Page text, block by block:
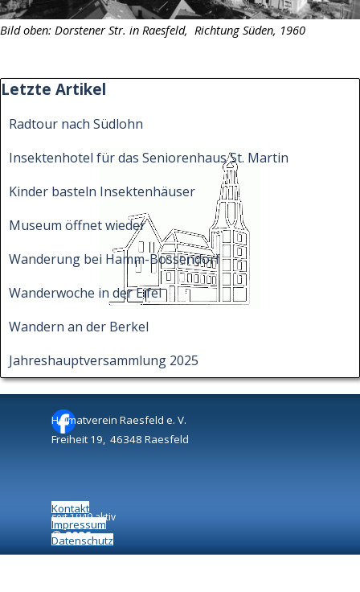
Bild oben: Dorstener Str. in Raesfeld, Richtung Süden, 1960
Block überspringen Letzte Artikel
Letzte Artikel
Radtour nach Südlohn
Insektenhotel für das Seniorenhaus St. Martin
Kinder basteln Insektenhäuser
Museum öffnet wieder
Wanderung bei Hamm-Bossendorf
Wanderwoche in der Eifel
Wandern an der Berkel
Jahreshauptversammlung 2025
Heimatverein Raesfeld e. V.
Freiheit 19, 46348 Raesfeld
seit 1949 aktiv
© 2026
Kontakt
Impressum
Datenschutz